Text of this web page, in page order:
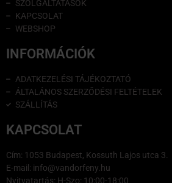
SZOLGÁLTATÁSOK
KAPCSOLAT
WEBSHOP
INFORMÁCIÓK
ADATKEZELÉSI TÁJÉKOZTATÓ
ÁLTALÁNOS SZERZŐDÉSI FELTÉTELEK
SZÁLLÍTÁS
KAPCSOLAT
Cím: 1053 Budapest, Kossuth Lajos utca 3.
E-mail: info@vandorfeny.hu
Nyitvatartás: H-Szo: 10:00-18:00